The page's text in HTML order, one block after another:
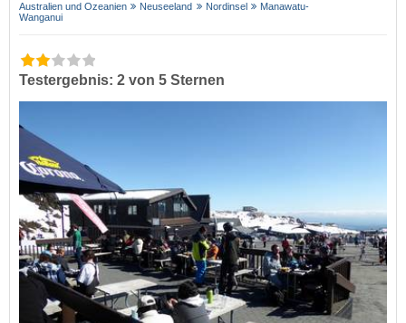
Australien und Ozeanien Neuseeland Nordinsel
Manawatu-
Wanganui
Testergebnis: 2 von 5 Sternen